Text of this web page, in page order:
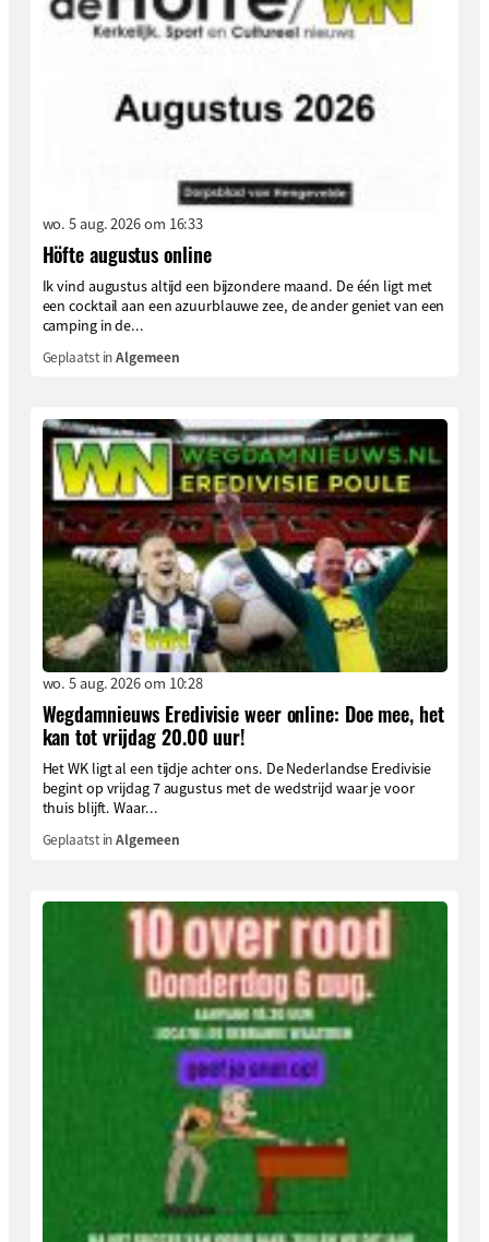
wo. 5 aug. 2026 om 16:33
Höfte augustus online
Ik vind augustus altijd een bijzondere maand. De één ligt met
een cocktail aan een azuurblauwe zee, de ander geniet van een
camping in de...
Geplaatst inAlgemeen
wo. 5 aug. 2026 om 10:28
Wegdamnieuws Eredivisie weer online: Doe mee, het
kan tot vrijdag 20.00 uur!
Het WK ligt al een tijdje achter ons. De Nederlandse Eredivisie
begint op vrijdag 7 augustus met de wedstrijd waar je voor
thuis blijft. Waar...
Geplaatst inAlgemeen